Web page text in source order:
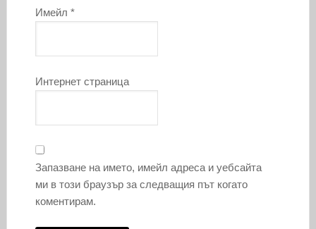
Имейл *
Интернет страница
Запазване на името, имейл адреса и уебсайта
ми в този браузър за следващия път когато
коментирам.